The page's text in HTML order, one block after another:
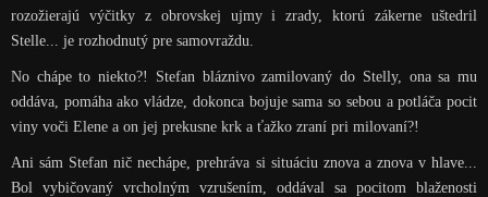
rozožierajú výčitky z obrovskej ujmy i zrady, ktorú zákerne uštedril
Stelle... je rozhodnutý pre samovraždu.
No chápe to niekto?! Stefan bláznivo zamilovaný do Stelly, ona sa mu
oddáva, pomáha ako vládze, dokonca bojuje sama so sebou a potláča pocit
viny voči Elene a on jej prekusne krk a ťažko zraní pri milovaní?!
Ani sám Stefan nič nechápe, prehráva si situáciu znova a znova v hlave...
Bol vybičovaný vrcholným vzrušením, oddával sa pocitom blaženosti